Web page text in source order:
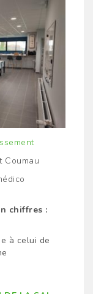
Coumau
chiffres :
à celui de